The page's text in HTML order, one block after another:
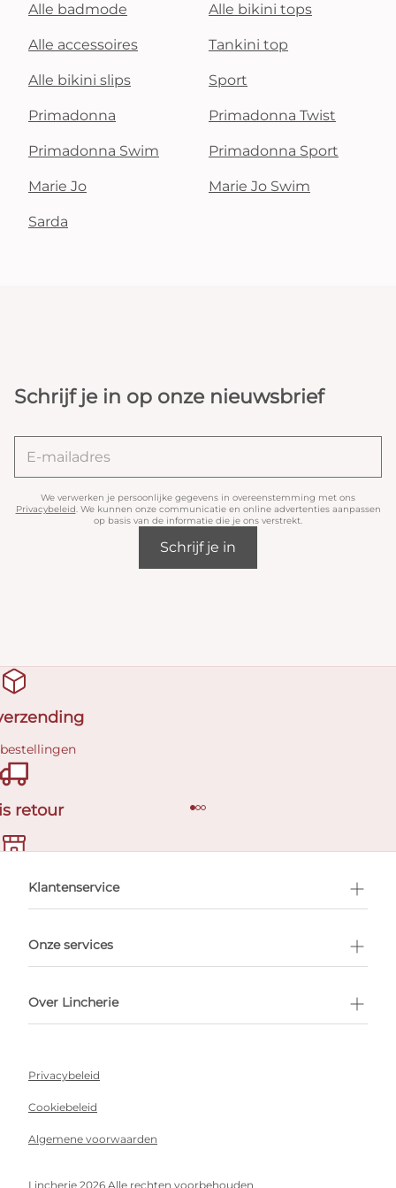
Alle badmode Alle bikini tops
Alle accessoires Tankini top
Alle bikini slips Sport
Primadonna Primadonna Twist
Primadonna Swim Primadonna Sport
Marie Jo Marie Jo Swim
Sarda
Schrijf je in op onze nieuwsbrief
We verwerken je persoonlijke gegevens in overeenstemming met ons
Privacybeleid. We kunnen onze communicatie en online advertenties aanpassen
op basis van de informatie die je ons verstrekt.
Schrijf je in
retour
afspraak
Klantenservice
Onze services
Over Lincherie
Privacybeleid
Cookiebeleid
Algemene voorwaarden
Lincherie 2026 Alle rechten voorbehouden